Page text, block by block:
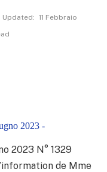
Updated: 11 Febbraio
2023 -
2023 N° 1329
de Mme